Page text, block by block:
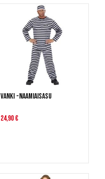
Vanki -naamiaisasu
24,90 €